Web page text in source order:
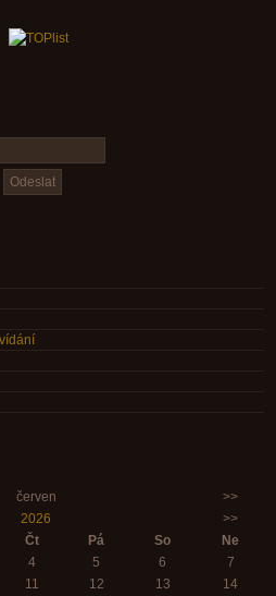
červen
>>
2026
>>
Čt Pá So
Ne
4 5 6
7
11 12 13 14